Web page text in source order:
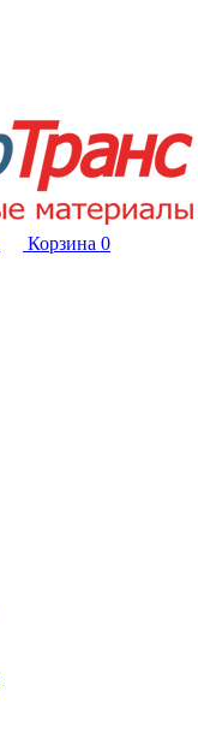
Корзина 0